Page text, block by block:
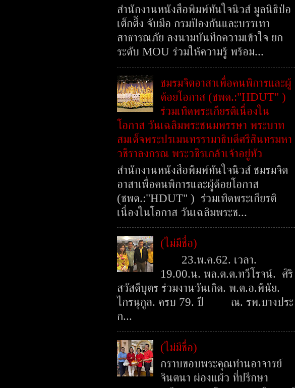
สำนักงานหนังสือพิมพ์ทันใจนิวส์ มูลนิธิป่อ
เต็กตึ๊ง จับมือ กรมป้องกันและบรรเทา
สาธารณภัย ลงนามบันทึกความเข้าใจ ยก
ระดับ MOU ร่วมให้ความรู้ พร้อม...
ชมรมจิตอาสาเพื่อคนพิการและผู้
ด้อยโอกาส (ชพด.:"HDUT" )
ร่วมเทิดพระเกียรติเนื่องใน
โอกาส วันเฉลิมพระชนมพรรษา พระบาท
สมเด็จพระปรเมนทรรามาธิบดีศรีสินทรมหา
วชิราลงกรณ พระวชิรเกล้าเจ้าอยู่หัว
สำนักงานหนังสือพิมพ์ทันใจนิวส์ ชมรมจิต
อาสาเพื่อคนพิการและผู้ด้อยโอกาส
(ชพด.:"HDUT" ) ร่วมเทิดพระเกียรติ
เนื่องในโอกาส วันเฉลิมพระช...
(ไม่มีชื่อ)
23.พ.ค.62. เวลา.
19.00.น. พล.ต.ต.ทวีโรจน์. ศิริ
สวัสดีบุตร ร่วมงานวันเกิด. พ.ต.อ.พินัย.
ไกรนุกูล. ครบ 79. ปี ณ. รพ.บางประ
ก...
(ไม่มีชื่อ)
กราบขอบพระคุณท่านอาจารย์
จินตนา ผ่องแผ้ว ที่ปรึกษา